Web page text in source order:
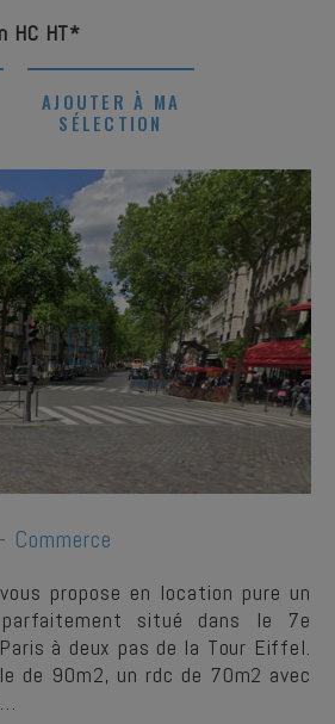
HC HT*
AJOUTER À MA
SÉLECTION
Commerce
propose en location pure un
situé dans le 7e
à deux pas de la Tour Eiffel.
de 90m2, un rdc de 70m2 avec